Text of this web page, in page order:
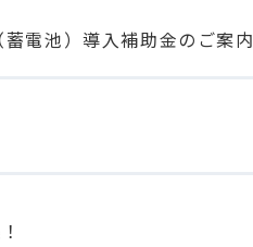
電池）導入補助金のご案内